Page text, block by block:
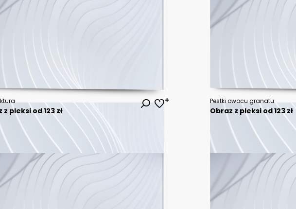
z pleksi od 123 zł
Pestki owocu granatu
Obraz z pleksi od 123 zł